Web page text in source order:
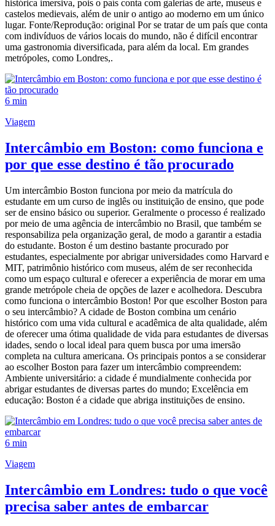
histórica imersiva, pois o país conta com galerias de arte, museus e
castelos medievais, além de unir o antigo ao moderno em um único
lugar. Fonte/Reprodução: original Por se tratar de um país que conta
com indivíduos de vários locais do mundo, não é difícil encontrar
uma gastronomia diversificada, para além da local. Em grandes
metrópoles, como Londres,.
6 min
Viagem
Intercâmbio em Boston: como funciona e
por que esse destino é tão procurado
Um intercâmbio Boston funciona por meio da matrícula do
estudante em um curso de inglês ou instituição de ensino, que pode
ser de ensino básico ou superior. Geralmente o processo é realizado
por meio de uma agência de intercâmbio no Brasil, que também se
responsabiliza pela organização geral, de modo a garantir a estadia
do estudante. Boston é um destino bastante procurado por
estudantes, especialmente por abrigar universidades como Harvard e
MIT, patrimônio histórico com museus, além de ser reconhecida
como um espaço cultural e oferecer a experiência de morar em uma
grande metrópole cheia de opções de lazer e acolhedora. Descubra
como funciona o intercâmbio Boston! Por que escolher Boston para
o seu intercâmbio? A cidade de Boston combina um cenário
histórico com uma vida cultural e acadêmica de alta qualidade, além
de oferecer uma ótima qualidade de vida para estudantes de diversas
idades, sendo o local ideal para quem busca por uma imersão
completa na cultura americana. Os principais pontos a se considerar
ao escolher Boston para fazer um intercâmbio compreendem:
Ambiente universitário: a cidade é mundialmente conhecida por
abrigar estudantes de diversas partes do mundo; Excelência em
educação: Boston é a cidade que abriga instituições de ensino.
6 min
Viagem
Intercâmbio em Londres: tudo o que você
precisa saber antes de embarcar